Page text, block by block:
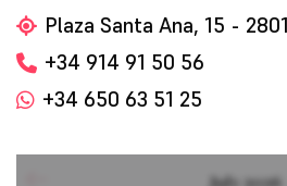
Plaza Santa Ana, 15 -
+34 914 91 50 56
+34 650 63 51 25